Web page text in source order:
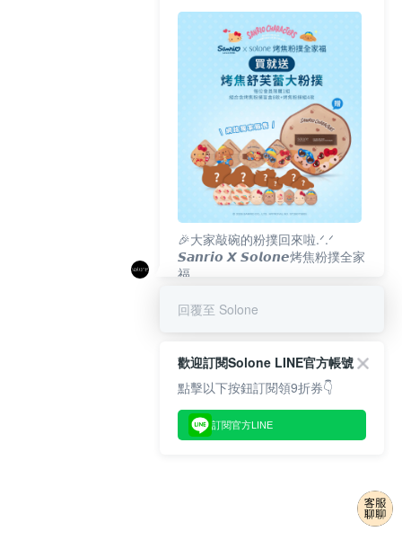
🎉大家敲碗的粉撲回來啦.ᐟ‪‪.ᐟ
𝙎𝙖𝙣𝙧𝙞𝙤 𝙓 𝙎𝙤𝙡𝙤𝙣𝙚烤焦粉撲全家
福
回覆至 Solone
歡迎訂閱Solone LINE官方帳號
點擊以下按鈕訂閱領9折券👇
訂閱官方LINE